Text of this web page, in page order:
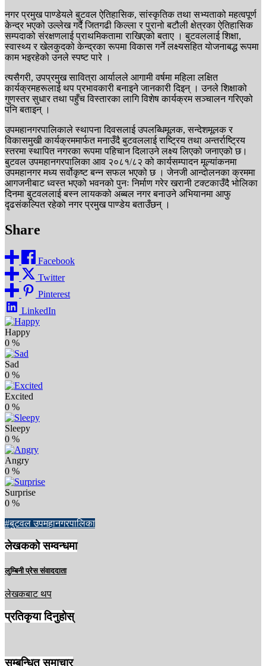
नगर प्रमुख पाण्डेयले बुटवल ऐतिहासिक, सांस्कृतिक तथा सभ्यताको महत्वपूर्ण
केन्द्र भएको उल्लेख गर्दै जितगढी किल्ला र पुरानो बटौली क्षेत्रका ऐतिहासिक
सम्पदाको संरक्षणलाई प्राथमिकतामा राखिएको बताए । बुटवललाई शिक्षा,
स्वास्थ्य र खेलकुदको केन्द्रका रूपमा विकास गर्ने लक्ष्यसहित योजनाबद्ध रूपमा
काम भइरहेको उनले स्पष्ट पारे ।
त्यसैगरी, उपप्रमुख सावित्रा आर्यालले आगामी वर्षमा महिला लक्षित
कार्यक्रमहरूलाई थप प्रभावकारी बनाइने जानकारी दिइन् । उनले शिक्षाको
गुणस्तर सुधार तथा पहुँच विस्तारका लागि विशेष कार्यक्रम सञ्चालन गरिएको
पनि बताइन् ।
उपमहानगरपालिकाले स्थापना दिवसलाई उपलब्धिमूलक, सन्देशमूलक र
विकासमुखी कार्यक्रममार्फत मनाउँदै बुटवललाई राष्ट्रिय तथा अन्तर्राष्ट्रिय
स्तरमा स्थापित नगरका रूपमा पहिचान दिलाउने लक्ष्य लिएको जनाएको छ।
बुटवल उपमहानगरपालिका आव २०८१/८२ को कार्यसम्पादन मूल्यांकनमा
उपमहानगर मध्य सर्वोकृष्ट बन्न सफल भएको छ । जेनजी आन्दोलनका क्रममा
आगजनीबाट ध्वस्त भएको भवनको पुनः निर्माण गरेर खरानी टक्टकाउँदै भोलिका
दिनमा बुटवललाई बस्न लायकको अब्बल नगर बनाउने अभियानमा आफु
दृढसंकल्पित रहेको नगर प्रमुख पाण्डेय बताउँछन् ।
Share
Facebook
Twitter
Pinterest
LinkedIn
Happy
0 %
Sad
0 %
Excited
0 %
Sleepy
0 %
Angry
0 %
Surprise
0 %
#बुटवल उपमहानगरपालिका
लेखकको सम्वन्धमा
लुम्बिनी प्रेस संवाददाता
लेखकबाट थप
प्रतिकृया दिनुहोस्
सम्बन्धित समाचार